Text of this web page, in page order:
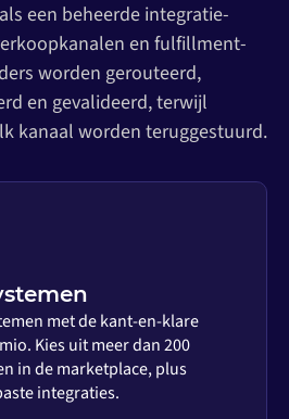
een beheerde integratie-
en fulfillment-
worden gerouteerd,
en gevalideerd, terwijl
kanaal worden teruggestuurd.
met de kant-en-klare
Kies uit meer dan 200
in de marketplace, plus
integraties.